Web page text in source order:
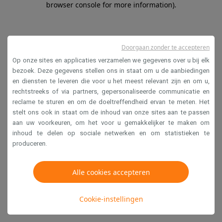
browser console for more information).
Op onze sites en applicaties verzamelen we gegevens over u bij elk
bezoek. Deze gegevens stellen ons in staat om u de aanbiedingen
en diensten te leveren die voor u het meest relevant zijn en om u,
rechtstreeks of via partners, gepersonaliseerde communicatie en
reclame te sturen en om de doeltreffendheid ervan te meten. Het
stelt ons ook in staat om de inhoud van onze sites aan te passen
aan uw voorkeuren, om het voor u gemakkelijker te maken om
inhoud te delen op sociale netwerken en om statistieken te
produceren.
Alle cookies accepteren
Cookie-instellingen
Doorgaan zonder te accepteren